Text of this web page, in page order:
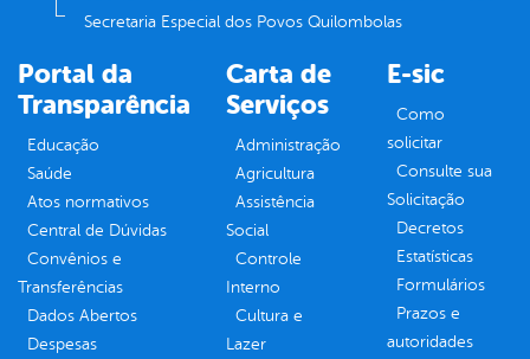
Secretaria Especial dos Povos Quilombolas
Portal da
Transparência
Educação
Saúde
Atos normativos
Central de Dúvidas
Convênios e
Transferências
Dados Abertos
Despesas
Carta de
Serviços
Administração
Agricultura
Assistência
Social
Controle
Interno
Cultura e
Lazer
E-sic
Como
solicitar
Consulte sua
Solicitação
Decretos
Estatísticas
Formulários
Prazos e
autoridades